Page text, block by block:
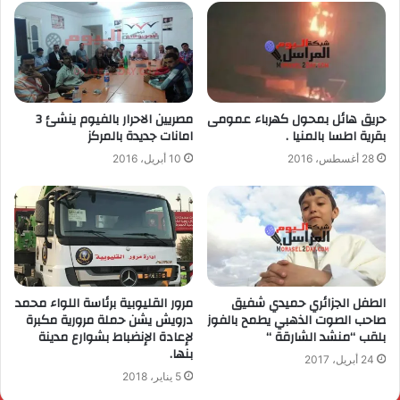
حريق هائل بمحول كهرباء عمومى
بقرية اطسا بالمنيا .
28 أغسطس، 2016
مصريين الاحرار بالفيوم ينشئ 3
امانات جديدة بالمركز
10 أبريل، 2016
الطفل الجزائري حميدي شفيق
صاحب الصوت الذهبي يطمح بالفوز
بلقب “منشد الشارقة “
24 أبريل، 2017
مرور القليوبية برئاسة اللواء محمد
درويش يشن حملة مرورية مكبرة
لإعادة الإنضباط بشوارع مدينة
بنها.
5 يناير، 2018